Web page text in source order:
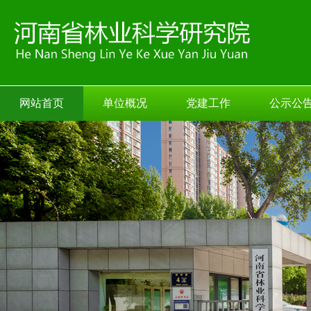
网站首页 单位概况 党建工作 公示公